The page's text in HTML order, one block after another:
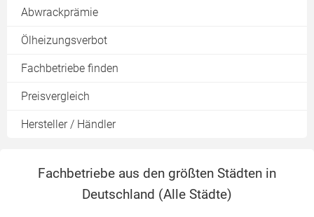
Abwrackprämie
Ölheizungsverbot
Fachbetriebe finden
Preisvergleich
Hersteller / Händler
Fachbetriebe aus den größten Städten in
Deutschland (Alle Städte)